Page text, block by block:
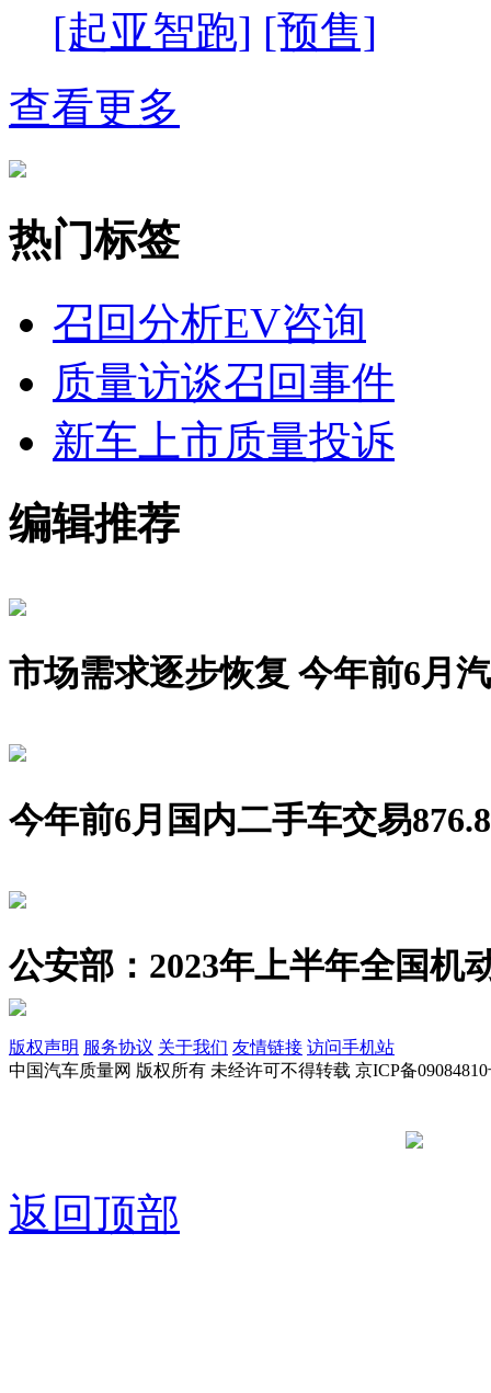
[起亚智跑] [预售]
查看更多
热门标签
召回分析EV咨询
质量访谈召回事件
新车上市质量投诉
编辑推荐
市场需求逐步恢复 今年前6月
今年前6月国内二手车交易
公安部：2023年上半年全国机
版权声明 服务协议 关于我们 友情链接 访问手机站
中国汽车质量网 版权所有 未经许可不得转载 京ICP备09084810
返回顶部